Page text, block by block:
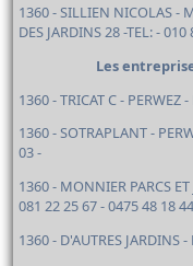
1360 - SILLIEN NICOLAS -
DES JARDINS 28 -TEL: - 010
Les
1360 - TRICAT C - PERWEZ
1360 - SOTRAPLANT -
03 -
1360 - MONNIER PARCS
081 22 25 67 - 0475 48 18 44
1360 - D'AUTRES JARDINS